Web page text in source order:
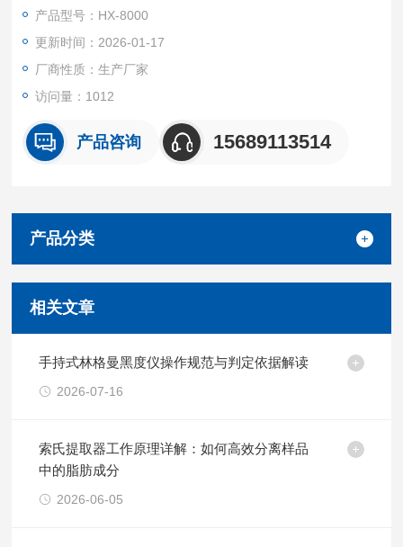
产品型号：HX-8000
更新时间：2026-01-17
厂商性质：生产厂家
访问量：1012
产品咨询 15689113514
产品分类
相关文章
手持式林格曼黑度仪操作规范与判定依据解读
2026-07-16
索氏提取器工作原理详解：如何高效分离样品
中的脂肪成分
2026-06-05